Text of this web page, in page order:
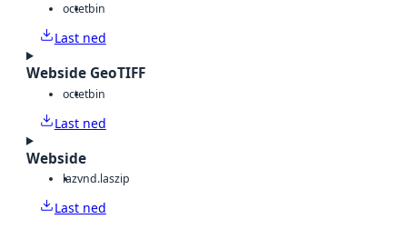
octetbin
Last ned
Webside GeoTIFF
octetbin
Last ned
Webside
lazvnd.laszip
Last ned